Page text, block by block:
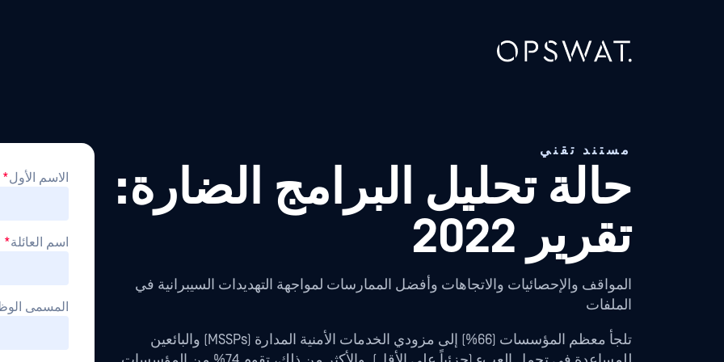
مستند تقني
حالة تحليل البرامج الضارة:
تقرير 2022
المواقف والإحصائيات والاتجاهات وأفضل الممارسات لمواجهة التهديدات السيبرانية في
الملفات
تلجأ معظم المؤسسات (66%) إلى مزودي الخدمات الأمنية المدارة (MSSPs) والبائعين
الاسم الأول*
اسم العائلة*
المسمى